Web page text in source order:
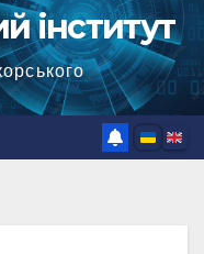
інститут